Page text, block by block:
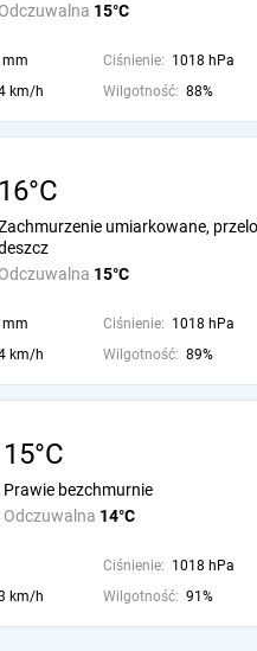
Odczuwalna 15°C
mm Ciśnienie: 1018 hPa
km/h Wilgotność: 88%
16°C
Odczuwalna 15°C
umiarkowane,
mm Ciśnienie: 1018 hPa
km/h Wilgotność: 89%
15°C
Odczuwalna 14°C
Prawie bezchmurnie
Ciśnienie: 1018 hPa
km/h Wilgotność: 91%